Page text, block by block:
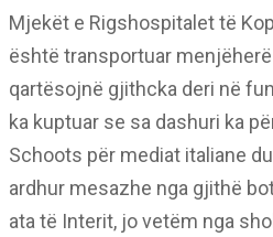
Mjekët e Rigshospitalet të
është transportuar
qartësojnë gjithcka deri në
ka kuptuar se sa dashuri ka
Schoots për mediat italiane
ardhur mesazhe nga gjithë
ata të Interit, jo vetëm nga